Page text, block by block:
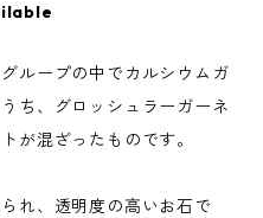
ループの中でカルシウムガ
ち、グロッシュラーガーネ
が混ざったものです。
れ、透明度の高いお石で